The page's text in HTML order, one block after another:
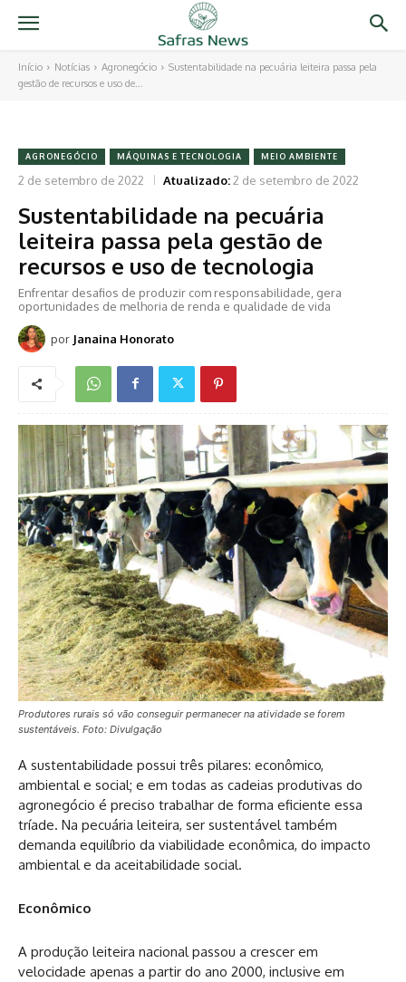
Início Notícias Agronegócio
Sustentabilidade na pecuária leiteira passa pela
gestão de recursos e uso de...
AGRONEGÓCIO MÁQUINAS E TECNOLOGIA MEIO AMBIENTE
2 de setembro de 2022 Atualizado:2 de setembro de 2022
Sustentabilidade na pecuária
leiteira passa pela gestão de
recursos e uso de tecnologia
Enfrentar desafios de produzir com responsabilidade, gera
oportunidades de melhoria de renda e qualidade de vida
por Janaina Honorato
Produtores rurais só vão conseguir permanecer na atividade se forem
sustentáveis. Foto: Divulgação
A sustentabilidade possui três pilares: econômico,
ambiental e social; e em todas as cadeias produtivas do
agronegócio é preciso trabalhar de forma eficiente essa
tríade. Na pecuária leiteira, ser sustentável também
demanda equilíbrio da viabilidade econômica, do impacto
ambiental e da aceitabilidade social.
Econômico
A produção leiteira nacional passou a crescer em
velocidade apenas a partir do ano 2000, inclusive em